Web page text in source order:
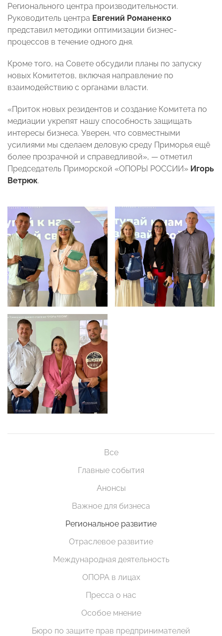
Регионального центра производительности.
Руководитель центра Евгений Романенко
представил методики оптимизации бизнес-
процессов в течение одного дня.
Кроме того, на Совете обсудили планы по запуску
новых Комитетов, включая направление по
взаимодействию с органами власти.
«Приток новых резидентов и создание Комитета по
медиации укрепят нашу способность защищать
интересы бизнеса. Уверен, что совместными
усилиями мы сделаем деловую среду Приморья ещё
более прозрачной и справедливой», — отметил
Председатель Приморской «ОПОРЫ РОССИИ» Игорь
Ветрюк.
Все
Главные события
Анонсы
Важное для бизнеса
Региональное развитие
Отраслевое развитие
Международная деятельность
ОПОРА в лицах
Пресса о нас
Особое мнение
Бюро по защите прав предпринимателей